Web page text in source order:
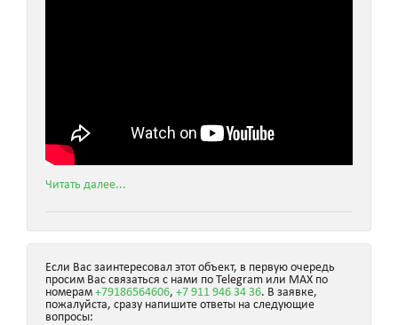
Читать далее...
Если Вас заинтересовал этот объект, в первую очередь
просим Вас связаться с нами по Telegram или MAX по
номерам +79186564606, +7 911 946 34 36. В заявке,
пожалуйста, сразу напишите ответы на следующие
вопросы: